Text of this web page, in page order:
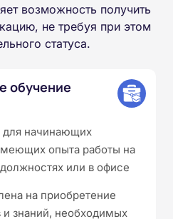
возможность получить
не требуя при этом
статуса.
обучение
для начинающих
опыта работы на
или в офисе
на приобретение
и знаний, необходимых